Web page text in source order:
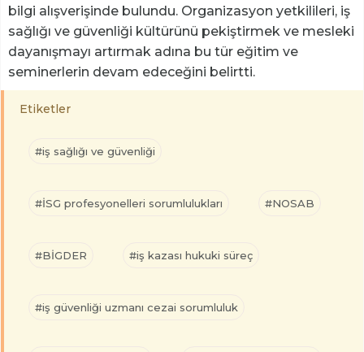
bilgi alışverişinde bulundu. Organizasyon yetkilileri, iş
sağlığı ve güvenliği kültürünü pekiştirmek ve mesleki
dayanışmayı artırmak adına bu tür eğitim ve
seminerlerin devam edeceğini belirtti.
Etiketler
#iş sağlığı ve güvenliği
#İSG profesyonelleri sorumlulukları #NOSAB
#BİGDER #iş kazası hukuki süreç
#iş güvenliği uzmanı cezai sorumluluk